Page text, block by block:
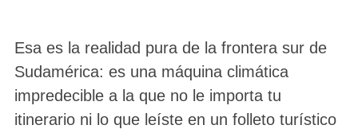
Esa es la realidad pura de la frontera sur de
Sudamérica: es una máquina climática
impredecible a la que no le importa tu
itinerario ni lo que leíste en un folleto turístico